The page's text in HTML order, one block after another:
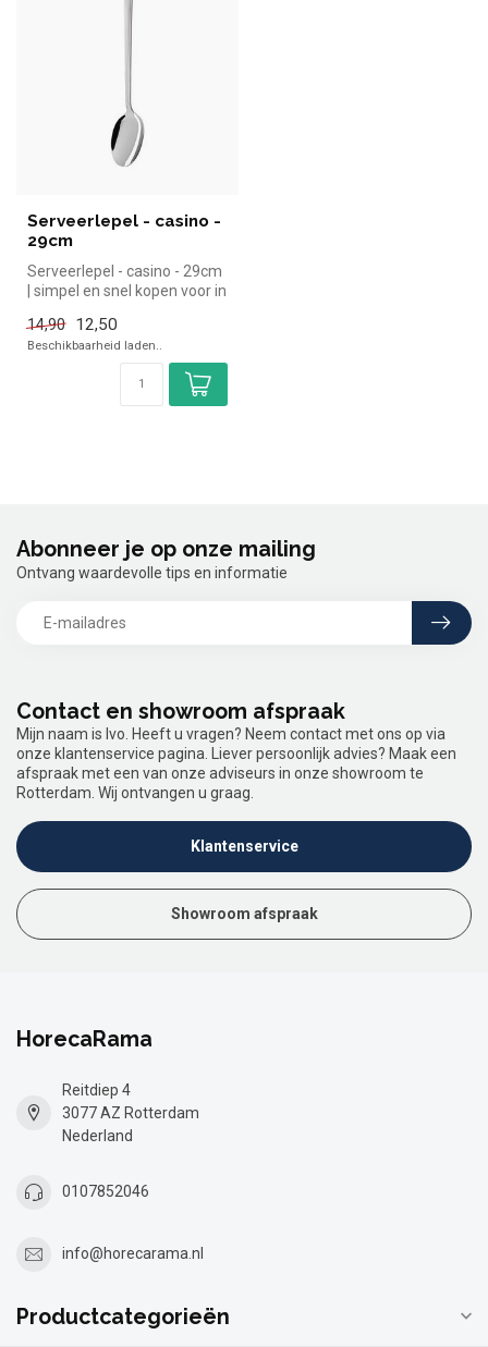
Serveerlepel - casino -
29cm
Serveerlepel - casino - 29cm
| simpel en snel kopen voor in
14,90
12,50
Beschikbaarheid laden..
Contact en showroom afspraak
Mijn naam is Ivo. Heeft u vragen? Neem contact met ons op via
onze klantenservice pagina. Liever persoonlijk advies? Maak een
afspraak met een van onze adviseurs in onze showroom te
Rotterdam. Wij ontvangen u graag.
Klantenservice
Showroom afspraak
Abonneer je op onze mailing
Ontvang waardevolle tips en informatie
HorecaRama
Reitdiep 4
3077 AZ Rotterdam
Nederland
0107852046
info@horecarama.nl
Productcategorieën